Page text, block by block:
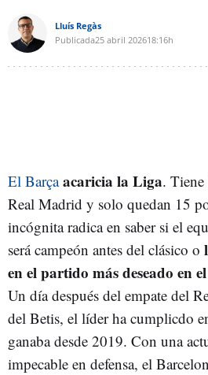
Lluís Regàs
Publicada25 abril 202618:16h
El Barçaacaricia la Liga.
Real Madrid y solo quedan 15
incógnita radica en saber si el
será campeón antes del clásico o
en el partido más deseado en
Un día después del empate del
del Betis, el líder ha cumplicdo
ganaba desde 2019. Con una
impecable en defensa, el